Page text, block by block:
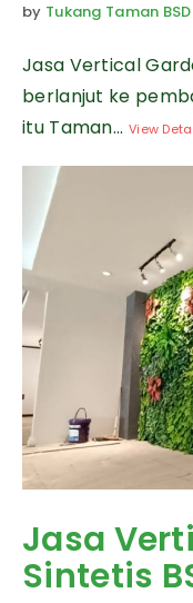
by Tukang Taman BSD
Jasa Vertical
berlanjut ke
itu Taman... View
Jasa
Sintetis